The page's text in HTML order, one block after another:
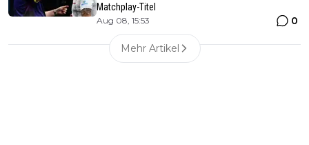
Matchplay-Titel
Aug 08, 15:53 0
Mehr Artikel